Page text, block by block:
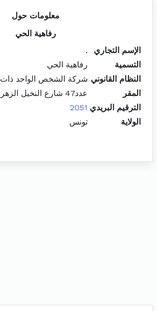
معلومات حول
رفاهية الحي
الإسم التجاري
.
التسمية
رفاهية الحي
النظام القانوني شركة الشخص الواحد ذات
المقر
عدد47 شارع النخيل الزهروني الحرايرية
الترقيم البريدي 2051
الولاية
تونس